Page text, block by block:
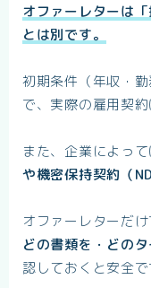
オファーレターは
とは別です。
初期条件（年収・
で、実際の雇用契
また、企業によって
や機密保持契約（
オファーレターだけ
どの書類を・どの
認しておくと安全で